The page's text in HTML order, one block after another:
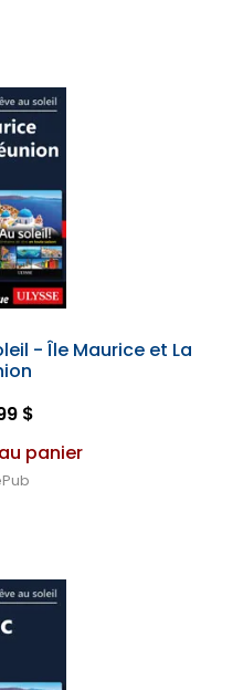
- Île Maurice et La
$
panier